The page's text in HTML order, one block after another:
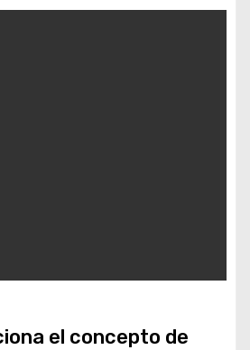
el concepto de